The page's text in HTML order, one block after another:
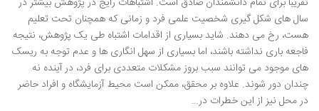
سال های شکل گیری شخصیت علمی فرد و زمانی که همچنان تحت تعلیم
هست، رخ می دهند. شاید بسیاری از اقدامات اشتباه طی یک پژوهش، نتیجه
فاجعه باری نداشته باشند، اما بسیاری از سهل انگاری ها و عدم توجه به ریسک
های موجود می توانند سبب بروز مشکلات متعددی برای فرد، در آینده نه
چندان دور شوند. علاوه بر محقق، ممکن است محیط آزمایشگاه و افراد حاضر
در محل نیز از این خطرات در…